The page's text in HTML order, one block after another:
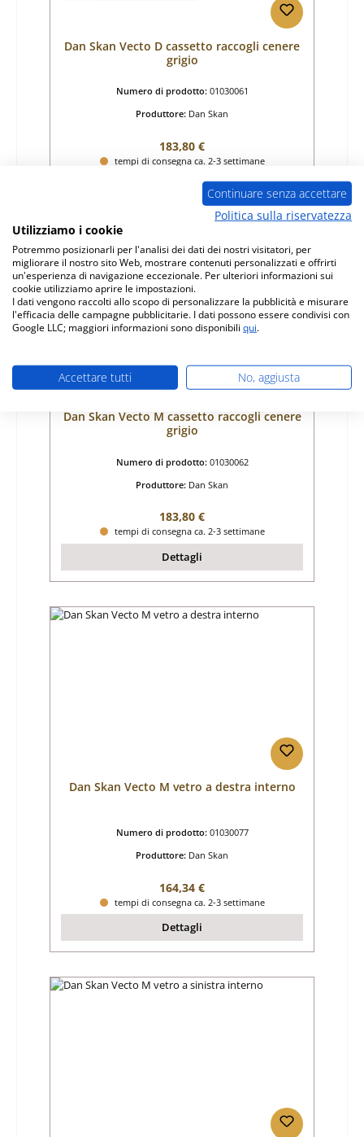
Dan Skan Vecto D cassetto raccogli cenere
grigio
Numero di prodotto: 01030061
Produttore: Dan Skan
Prezzo normale:
183,80 €
tempi di consegna ca. 2-3 settimane
Dan Skan Vecto M cassetto raccogli cenere
grigio
Numero di prodotto: 01030062
Produttore: Dan Skan
Prezzo normale:
183,80 €
tempi di consegna ca. 2-3 settimane
Dettagli
Dan Skan Vecto M vetro a destra interno
Numero di prodotto: 01030077
Produttore: Dan Skan
Prezzo normale:
164,34 €
tempi di consegna ca. 2-3 settimane
Dettagli
Continuare senza accettare
Politica sulla riservatezza
Utilizziamo i cookie
Potremmo posizionarli per l'analisi dei dati dei nostri visitatori, per
migliorare il nostro sito Web, mostrare contenuti personalizzati e offrirti
un'esperienza di navigazione eccezionale. Per ulteriori informazioni sui
cookie utilizziamo aprire le impostazioni.
I dati vengono raccolti allo scopo di personalizzare la pubblicità e misurare
l'efficacia delle campagne pubblicitarie. I dati possono essere condivisi con
Google LLC; maggiori informazioni sono disponibili qui.
Accettare tutti No, aggiusta